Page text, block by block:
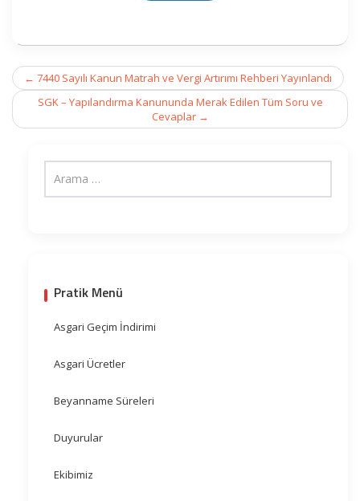
Post
navigation
← 7440 Sayılı Kanun Matrah ve Vergi Artırımı Rehberi Yayınlandı
SGK – Yapılandırma Kanununda Merak Edilen Tüm Soru ve
Cevaplar →
Pratik Menü
Asgari Geçim İndirimi
Asgari Ücretler
Beyanname Süreleri
Duyurular
Ekibimiz